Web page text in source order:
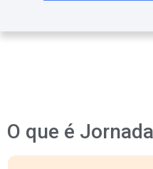
O que é